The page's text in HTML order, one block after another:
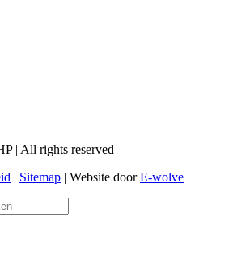
| All rights reserved
| Sitemap | Website doorE-wolve